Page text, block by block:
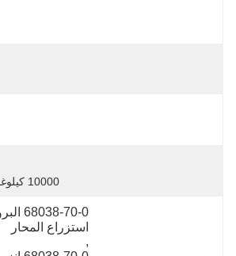
10000 كيلوغرام / كيلوغرام شهريا
استزراع المحار
,